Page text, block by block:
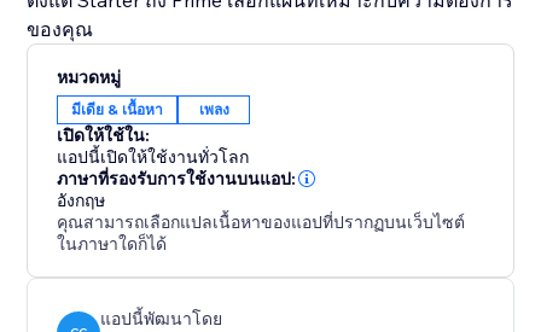
ของคุณ
หมวดหมู่
มีเดีย & เนื้อหา เพลง
เปิดให้ใช้ใน:
แอปนี้เปิดให้ใช้งานทั่วโลก
ภาษาที่รองรับการใช้งานบนแอป:
อังกฤษ
คุณสามารถเลือกแปลเนื้อหาของแอปที่ปรากฏบนเว็บไซต์
ในภาษาใดก็ได้
แอปนี้พัฒนาโดย